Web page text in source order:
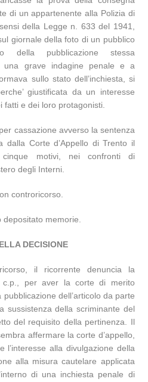
di un appartenente alla Polizia di
della Legge n. 633 del 1941,
giornale della foto di un pubblico
della pubblicazione stessa
una grave indagine penale e a
sullo stato dell’inchiesta, si
giustificata da un interesse
fatti e dei loro protagonisti.
cassazione avverso la sentenza
dalla Corte d’Appello di Trento il
cinque motivi, nei confronti di
degli Interni.
controricorso.
memorie.
DECISIONE
il ricorrente denuncia la
c.p., per aver la corte di merito
dell’articolo da parte
sussistenza della scriminante del
del requisito della pertinenza. Il
affermare la corte d’appello,
l’interesse alla divulgazione della
alla misura cautelare applicata
di una inchiesta penale di